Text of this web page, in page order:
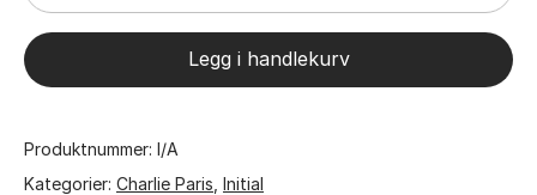
Paris
INITIAL
-
-
White
Legg i handlekurv
Produktnummer: I/A
Kategorier: Charlie Paris Initial